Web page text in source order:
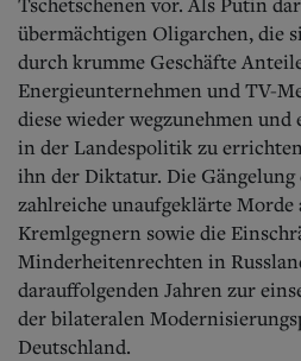
übermächtigen Oligarchen, die
durch krumme Geschäfte
Energieunternehmen und TV-
diese wieder wegzunehmen
in der Landespolitik zu
ihn der Diktatur. Die
zahlreiche unaufgeklärte Morde
Kremlgegnern sowie die
Minderheitenrechten in
darauffolgenden Jahren zur
der bilateralen
Deutschland.